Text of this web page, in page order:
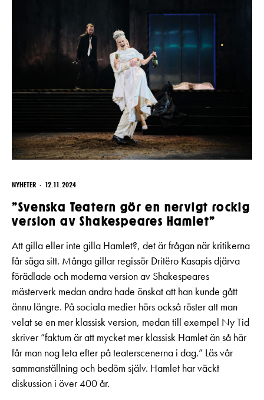
NYHETER 12.11.2024
”Svenska Teatern gör en nervigt rockig
version av Shakespeares Hamlet”
Att gilla eller inte gilla Hamlet?, det är frågan när kritikerna
får säga sitt. Många gillar regissör Dritëro Kasapis djärva
förädlade och moderna version av Shakespeares
mästerverk medan andra hade önskat att han kunde gått
ännu längre. På sociala medier hörs också röster att man
velat se en mer klassisk version, medan till exempel Ny Tid
skriver ”faktum är att mycket mer klassisk Hamlet än så här
får man nog leta efter på teaterscenerna i dag.” Läs vår
sammanställning och bedöm själv. Hamlet har väckt
diskussion i över 400 år.